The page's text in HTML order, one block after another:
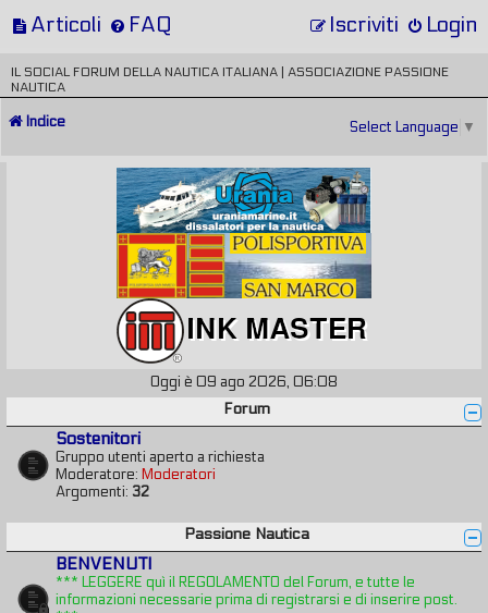
Articoli FAQ Login
Iscriviti
IL SOCIAL FORUM DELLA NAUTICA ITALIANA | ASSOCIAZIONE PASSIONE
NAUTICA
Indice Select Language ▼
Oggi è 09 ago 2026, 06:08
Forum
Sostenitori
Gruppo utenti aperto a richiesta
Moderatore: Moderatori
Argomenti: 32
Passione Nautica
BENVENUTI
*** LEGGERE quì il REGOLAMENTO del Forum, e tutte le
informazioni necessarie prima di registrarsi e di inserire post.